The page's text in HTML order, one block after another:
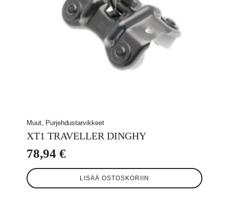
Muut, Purjehdustarvikkeet
XT1 TRAVELLER DINGHY
78,94 €
LISÄÄ OSTOSKORIIN